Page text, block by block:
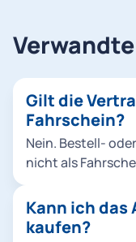
Gilt die
Fahrschein?
Nein. Bestell-
nicht als Fahrschein
Stunden
(Chipkarte)
Kann ich das
kaufen?